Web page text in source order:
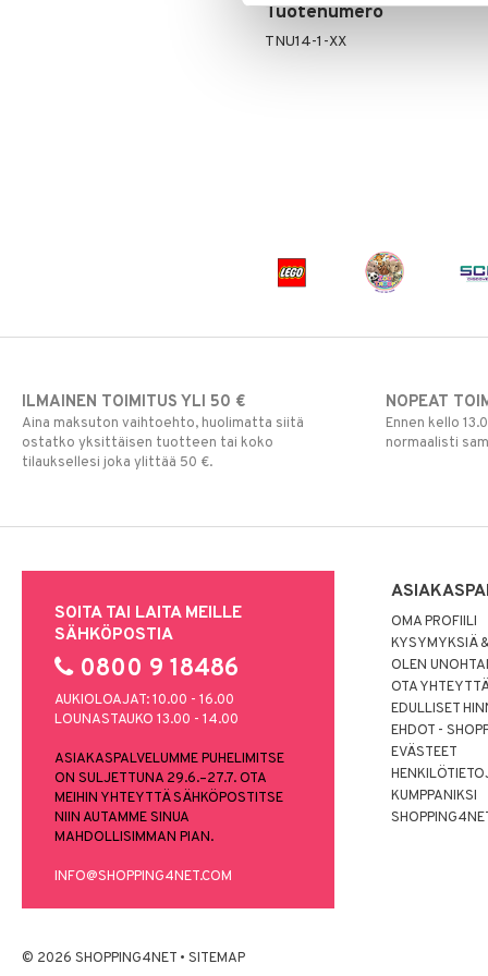
Tuotenumero
TNU14-1-XX
ILMAINEN TOIMITUS YLI 50 €
Aina maksuton vaihtoehto, huolimatta siitä
ostatko yksittäisen tuotteen tai koko
tilauksellesi joka ylittää 50 €.
NOPEAT
Ennen kello
normaalisti
SOITA TAI LAITA MEILLE
SÄHKÖPOSTIA
0800 9 18486
AUKIOLOAJAT: 10.00 - 16.00
LOUNASTAUKO 13.00 - 14.00
ASIAKASPALVELUMME PUHELIMITSE
ON SULJETTUNA 29.6.–27.7. OTA
MEIHIN YHTEYTTÄ SÄHKÖPOSTITSE
NIIN AUTAMME SINUA
MAHDOLLISIMMAN PIAN.
INFO@SHOPPING4NET.COM
OMA PROFIILI
KYSYMYKSIÄ
OLEN
OTA
EDULLISET
EHDOT -
EVÄSTEET
KUMPPANIKSI
© 2026 SHOPPING4NET • SITEMAP